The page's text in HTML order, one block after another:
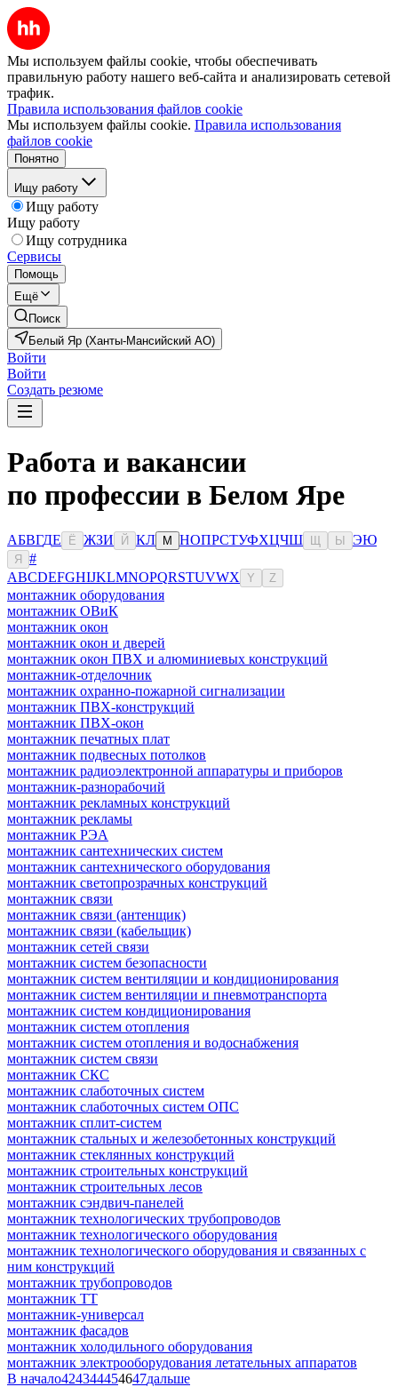
Мы используем файлы cookie, чтобы обеспечивать
правильную работу нашего веб-сайта и анализировать сетевой
трафик.
Правила использования файлов cookie
Мы используем файлы cookie. Правила использования
файлов cookie
Понятно
Ищу работу
Ищу работу
Ищу работу
Ищу сотрудника
Сервисы
Помощь
Ещё
Поиск
Белый Яр (Ханты-Мансийский АО)
Войти
Войти
Создать резюме
Работа и вакансии
по профессии в Белом Яре
АБВГДЕ Ё ЖЗИ Й КЛ М НОПРСТУФХЦЧШ Ы ЭЮ
Я
#
ABCDEFGHIJKLMNOPQRSTUVWX Y Z
монтажник оборудования
монтажник ОВиК
монтажник окон
монтажник окон и дверей
монтажник окон ПВХ и алюминиевых конструкций
монтажник-отделочник
монтажник охранно-пожарной сигнализации
монтажник ПВХ-конструкций
монтажник ПВХ-окон
монтажник печатных плат
монтажник подвесных потолков
монтажник радиоэлектронной аппаратуры и приборов
монтажник-разнорабочий
монтажник рекламных конструкций
монтажник рекламы
монтажник РЭА
монтажник сантехнических систем
монтажник сантехнического оборудования
монтажник светопрозрачных конструкций
монтажник связи
монтажник связи (антенщик)
монтажник связи (кабельщик)
монтажник сетей связи
монтажник систем безопасности
монтажник систем вентиляции и кондиционирования
монтажник систем вентиляции и пневмотранспорта
монтажник систем кондиционирования
монтажник систем отопления
монтажник систем отопления и водоснабжения
монтажник систем связи
монтажник СКС
монтажник слаботочных систем
монтажник слаботочных систем ОПС
монтажник сплит-систем
монтажник стальных и железобетонных конструкций
монтажник стеклянных конструкций
монтажник строительных конструкций
монтажник строительных лесов
монтажник сэндвич-панелей
монтажник технологических трубопроводов
монтажник технологического оборудования
монтажник технологического оборудования и связанных с
ним конструкций
монтажник трубопроводов
монтажник ТТ
монтажник-универсал
монтажник фасадов
монтажник холодильного оборудования
монтажник электрооборудования летательных аппаратов
В начало424344454647дальше